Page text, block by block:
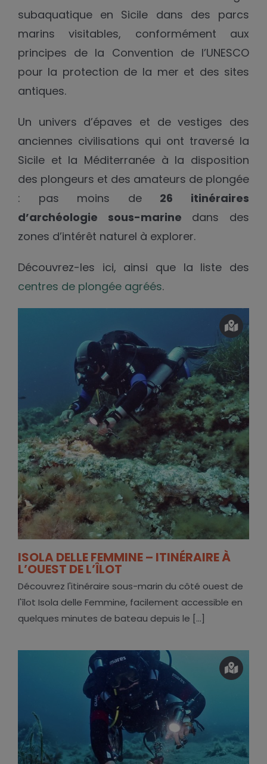
subaquatique en Sicile dans des parcs
marins visitables, conformément aux
principes de la Convention de l’UNESCO
pour la protection de la mer et des sites
antiques.
Un univers d’épaves et de vestiges des
anciennes civilisations qui ont traversé la
Sicile et la Méditerranée à la disposition
des plongeurs et des amateurs de plongée
: pas moins de 26 itinéraires
d’archéologie sous-marine dans des
zones d’intérêt naturel à explorer.
Découvrez-les ici, ainsi que la liste des
centres de plongée agréés.
ISOLA DELLE FEMMINE – ITINÉRAIRE À
L’OUEST DE L’ÎLOT
Découvrez l'itinéraire sous-marin du côté ouest de
l'îlot Isola delle Femmine, facilement accessible en
quelques minutes de bateau depuis le [...]